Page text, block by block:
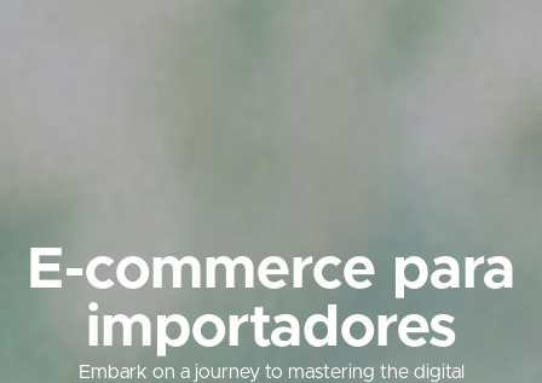
E-commerce para
importadores
Embark on a journey to mastering the digital